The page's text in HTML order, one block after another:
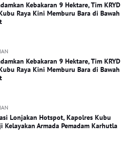
Kebakaran 9 Hektare, Tim KRYD
Raya Kini Memburu Bara di Bawah
Kebakaran 9 Hektare, Tim KRYD
Raya Kini Memburu Bara di Bawah
Lonjakan Hotspot, Kapolres Kubu
Kelayakan Armada Pemadam Karhutla